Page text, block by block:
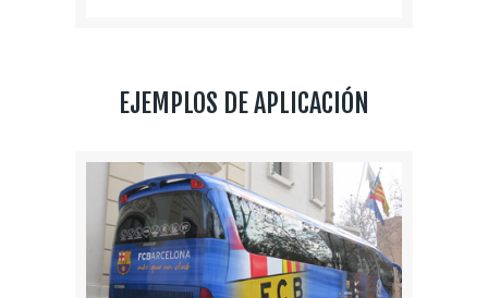
EJEMPLOS DE APLICACIÓN